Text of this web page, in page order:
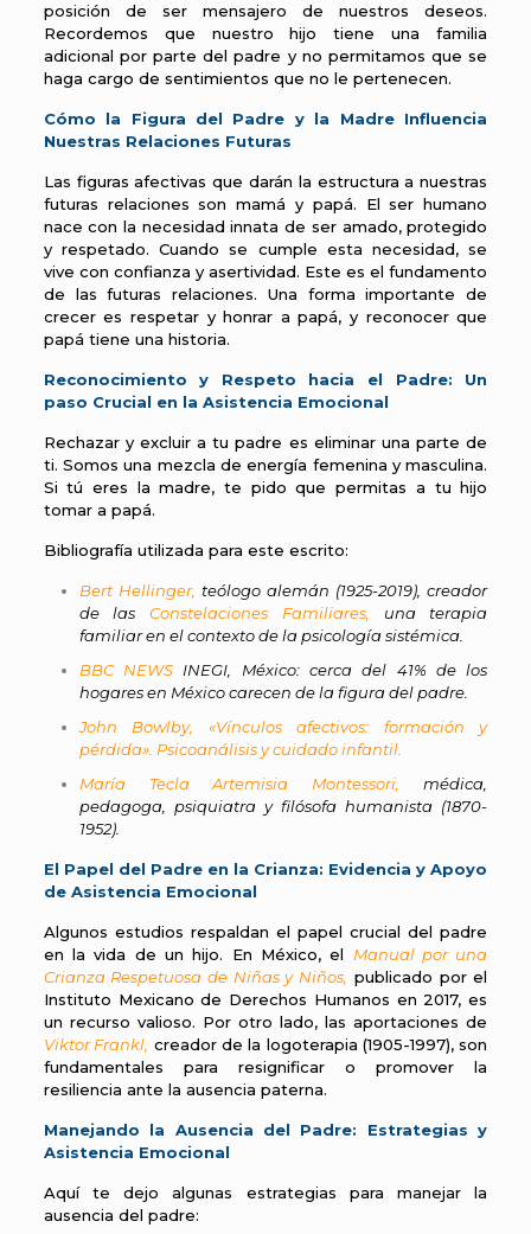
posición de ser mensajero de nuestros deseos.
Recordemos que nuestro hijo tiene una familia
adicional por parte del padre y no permitamos que se
haga cargo de sentimientos que no le pertenecen.
Cómo la Figura del Padre y la Madre Influencia
Nuestras Relaciones Futuras
Las figuras afectivas que darán la estructura a nuestras
futuras relaciones son mamá y papá. El ser humano
nace con la necesidad innata de ser amado, protegido
y respetado. Cuando se cumple esta necesidad, se
vive con confianza y asertividad. Este es el fundamento
de las futuras relaciones. Una forma importante de
crecer es respetar y honrar a papá, y reconocer que
papá tiene una historia.
Reconocimiento y Respeto hacia el Padre: Un
paso Crucial en la Asistencia Emocional
Rechazar y excluir a tu padre es eliminar una parte de
ti. Somos una mezcla de energía femenina y masculina.
Si tú eres la madre, te pido que permitas a tu hijo
tomar a papá.
Bibliografía utilizada para este escrito:
Bert Hellinger, teólogo alemán (1925-2019), creador
de lasConstelaciones Familiares,
una terapia
familiar en el contexto de la psicología sistémica.
BBC NEWS INEGI, México: cerca del 41% de los
hogares en México carecen de la figura del padre.
John Bowlby, «Vínculos afectivos: formación y
pérdida». Psicoanálisis y cuidado infantil.
María Tecla Artemisia Montessori
médica,
pedagoga, psiquiatra y filósofa humanista (1870-
1952).
El Papel del Padre en la Crianza: Evidencia y Apoyo
de Asistencia Emocional
Algunos estudios respaldan el papel crucial del padre
en la vida de un hijo. En México, el Manual por una
Crianza Respetuosa de Niñas y Niños, publicado por el
Instituto Mexicano de Derechos Humanos en 2017, es
un recurso valioso. Por otro lado, las aportaciones de
Viktor Frankl, creador de la logoterapia (1905-1997), son
fundamentales para resignificar o promover la
resiliencia ante la ausencia paterna.
Manejando la Ausencia del Padre: Estrategias y
Asistencia Emocional
Aquí te dejo algunas estrategias para manejar la
ausencia del padre: